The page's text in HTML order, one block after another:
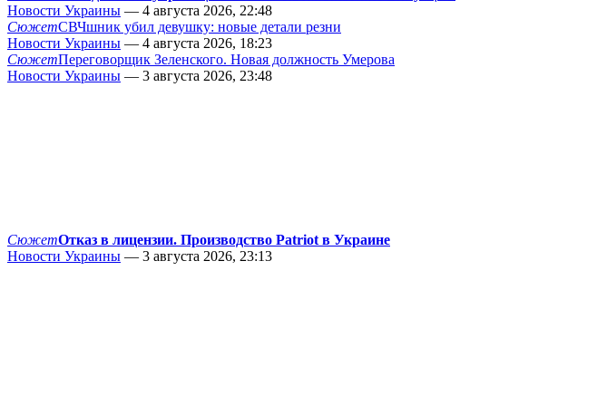
Новости Украины — 4 августа 2026, 22:48
СюжетСВЧшник убил девушку: новые детали резни
Новости Украины — 4 августа 2026, 18:23
СюжетПереговорщик Зеленского. Новая должность Умерова
Новости Украины — 3 августа 2026, 23:48
СюжетОтказ в лицензии. Производство Patriot в Украине
Новости Украины — 3 августа 2026, 23:13